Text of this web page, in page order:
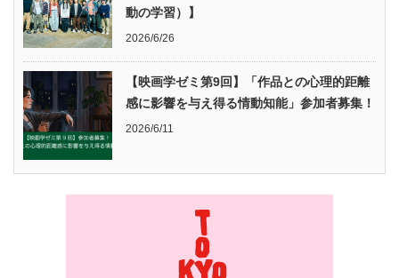
動の学習）】
2026/6/26
【映画学ゼミ第9回】「作品との心理的距離
感に影響を与え得る情動知能」参加者募集！
2026/6/11